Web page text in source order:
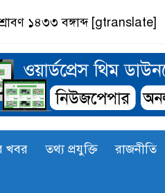
১৪৩৩ বঙ্গাব্দ [gtranslate]
খবর তথ্য প্রযুক্তি রাজনীতি